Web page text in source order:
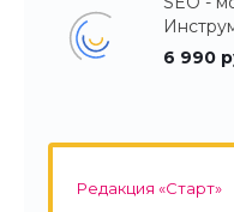
6 990
Редакция «Старт»